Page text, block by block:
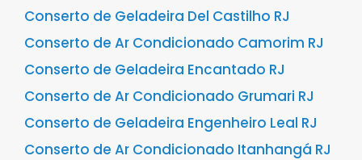
Conserto de Geladeira Del Castilho RJ
Conserto de Ar Condicionado Camorim RJ
Conserto de Geladeira Encantado RJ
Conserto de Ar Condicionado Grumari RJ
Conserto de Geladeira Engenheiro Leal RJ
Conserto de Ar Condicionado Itanhangá RJ